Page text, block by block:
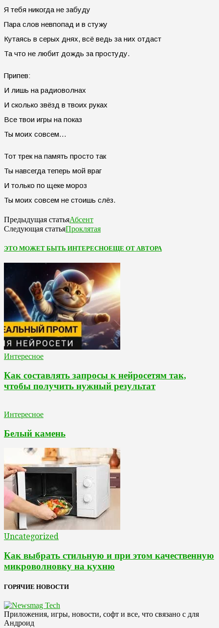
Я тебя никогда не забуду
Пара слов невпопад и в стужу
Кутаясь в серых днях, всё ведь за них отдаст
Та что не любит дождь за простуду.
Припев:
И лишь на радиоволнах
И сколько звёзд в твоих руках
Все твои игры на показ
Ты моих совсем…
Тот трек на память просто так
Ты навсегда теперь мой враг
И только по щеке мороз
Ты моих совсем не стоишь слёз.
Предыдущая статьяАбсент
Следующая статьяПроклятая
ЭТО МОЖЕТ БЫТЬ ИНТЕРЕСНОЕЩЕ ОТ АВТОРА
Интересное
Как составлять запросы к нейросетям так,
чтобы получить нужный результат
Интересное
Белый камень
Uncategorized
Как выбрать стильную и при этом качественную
микроволновку на кухню
ГОРЯЧИЕ НОВОСТИ
Приложения, игры, новости, софт и все, что связано с для
Андроид